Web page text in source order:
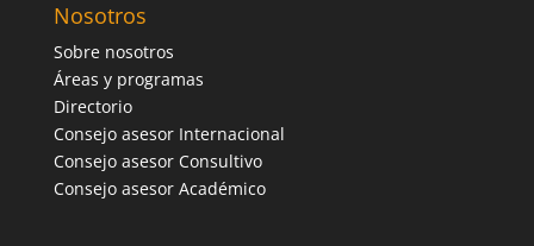
Nosotros
Sobre nosotros
Áreas y programas
Directorio
Consejo asesor Internacional
Consejo asesor Consultivo
Consejo asesor Académico